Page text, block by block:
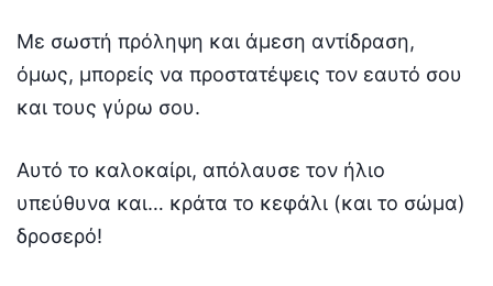
Με σωστή πρόληψη και άμεση αντίδραση,
όμως, μπορείς να προστατέψεις τον εαυτό σου
και τους γύρω σου.
Αυτό το καλοκαίρι, απόλαυσε τον ήλιο
υπεύθυνα και… κράτα το κεφάλι (και το σώμα)
δροσερό!